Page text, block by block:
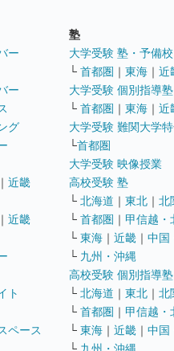
ー
ー
グ
｜ 近畿
｜ 近畿
ト
ペース
塾
大学受験 塾・予備
└ 首都圏 ｜ 東海 ｜ 近
大学受験 個別指導
└ 首都圏 ｜ 東海 ｜ 近
大学受験 難関大学
└首都圏
大学受験 映像授業
高校受験 塾
└ 北海道 ｜ 東北 ｜ 北
└ 首都圏 ｜ 甲信越・
└ 東海 ｜ 近畿 ｜ 中国
└ 九州・沖縄
高校受験 個別指導塾
└ 北海道 ｜ 東北 ｜ 北
└ 首都圏 ｜ 甲信越・
└ 東海 ｜ 近畿 ｜ 中国